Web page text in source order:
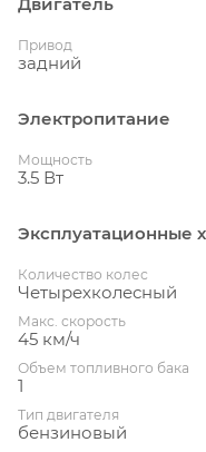
Привод
задний
Электропитание
Мощность
3.5 Вт
Эксплуатационные
Количество колес
Четырехколесный
Макс. скорость
45 км/ч
Объем топливного бака
1
Тип двигателя
бензиновый